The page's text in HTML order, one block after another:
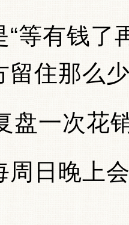
“等有钱了
留住那么
盘一次花
周日晚上